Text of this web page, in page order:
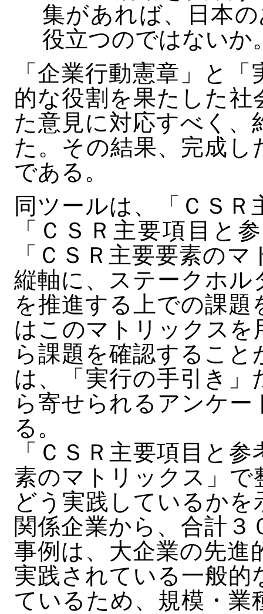
集があれば、日本
役立つのではないか
「企業行動憲章」と
的な役割を果たした
た意見に対応すべく
た。その結果、完成
である。
同ツールは、「ＣＳ
「ＣＳＲ主要項目と
「ＣＳＲ主要要素の
縦軸に、ステークホル
を推進する上での課
はこのマトリックス
ら課題を確認するこ
は、「実行の手引き
ら寄せられるアンケ
る。
「ＣＳＲ主要項目と
素のマトリックス」で
どう実践しているか
関係企業から、合計
事例は、大企業の先進
実践されている一般的
ているため、規模・業